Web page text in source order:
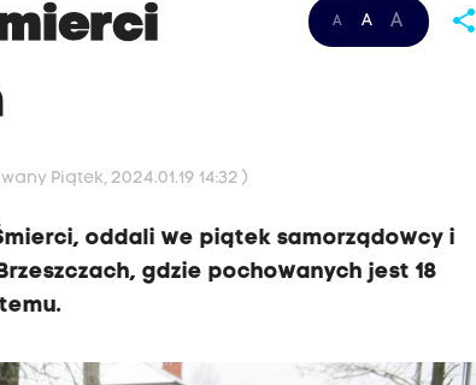
A A A share
Piątek, 2024.01.19 14:32 )
oddali we piątek samorządowcy i
gdzie pochowanych jest 18